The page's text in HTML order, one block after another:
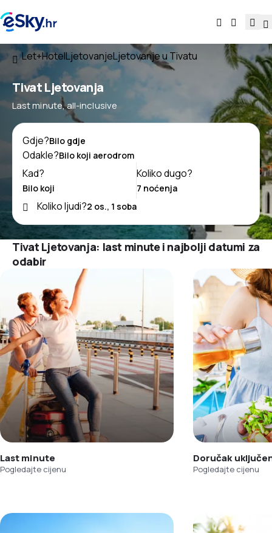
Let+HotelLjetovanjeLjetovanje u Tivatu
Tivat Ljetovanja
Last minute, all-inclusive
Gdje?
Odakle?
Kad?
Koliko dugo?
Koliko ljudi?
Tivat Ljetovanja: last minute i najbolji datumi za
odabir
Last minute
Pogledajte cijenu
Doručak
Pogledajte cijenu